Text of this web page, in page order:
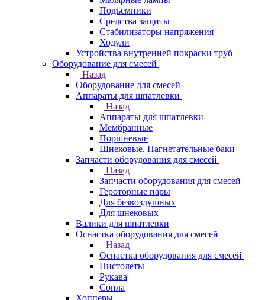
Подъемники
Средства защиты
Стабилизаторы напряжения
Ходули
Устройства внутренней покраски труб
Оборудование для смесей
Назад
Оборудование для смесей
Аппараты для шпатлевки
Назад
Аппараты для шпатлевки
Мембранные
Поршневые
Шнековые. Нагнетательные баки
Запчасти оборудования для смесей
Назад
Запчасти оборудования для смесей
Героторные пары
Для безвоздушных
Для шнековых
Валики для шпатлевки
Оснастка оборудования для смесей
Назад
Оснастка оборудования для смесей
Пистолеты
Рукава
Сопла
Хопперы